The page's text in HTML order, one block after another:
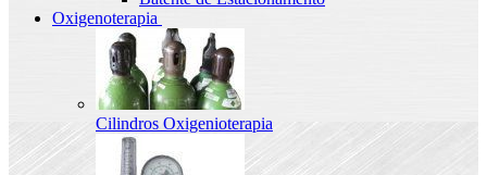
Oxigenoterapia
Cilindros Oxigenioterapia